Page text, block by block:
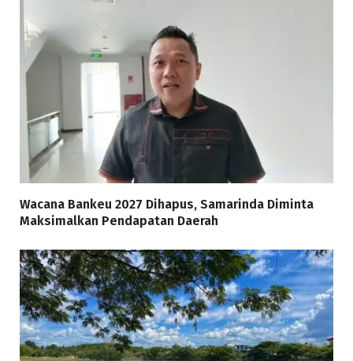
Wacana Bankeu 2027 Dihapus, Samarinda Diminta
Maksimalkan Pendapatan Daerah